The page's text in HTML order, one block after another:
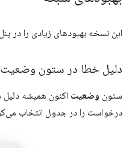
این نسخه بهبودهای زیادی را در پنل
دلیل خطا در ستون وضعیت
ستون وضعیت اکنون همیشه
درخواست را در جدول انتخاب